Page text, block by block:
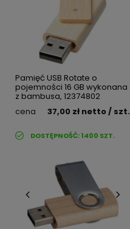
Pamięć USB Rotate o
pojemności 16 GB wykonana
z bambusa, 12374802
cena
37,00 zł netto/ szt.
DOSTĘPNOŚĆ:1400 SZT.